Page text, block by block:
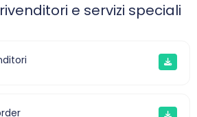
e servizi speciali